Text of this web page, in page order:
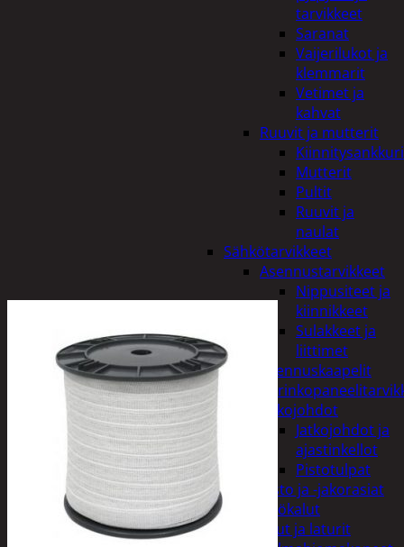
tarvikkeet
Saranat
Vaijerilukot ja
klemmarit
Vetimet ja
kahvat
Ruuvit ja mutterit
Mutterit
Pultit
Ruuvit ja
naulat
Sähkötarvikkeet
Asennustarvikkeet
Nippusiteet ja
kiinnikkeet
Sulakkeet ja
liittimet
Asennuskaapelit
Jatkojohdot
Jatkojohdot ja
ajastinkellot
Pistotulpat
Pisto ja -jakorasiat
Sähkötyökalut
Akut ja laturit